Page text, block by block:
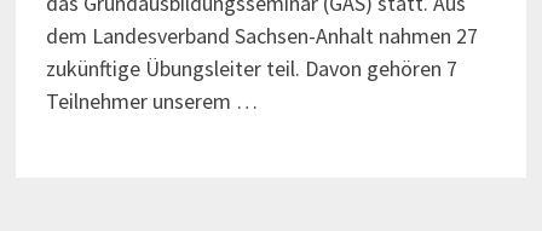
dem Landesverband Sachsen-Anhalt nahmen 27
zukünftige Übungsleiter teil. Davon gehören 7
Teilnehmer unserem …